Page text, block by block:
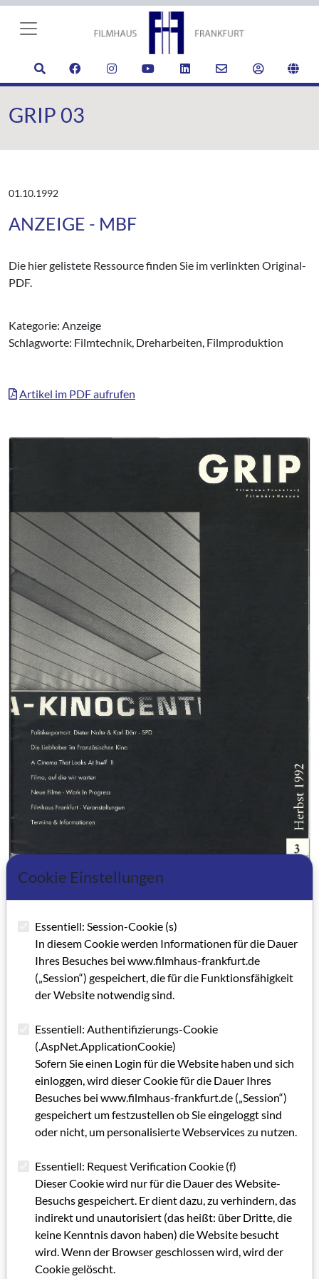
GRIP 03
01.10.1992
ANZEIGE - MBF
Die hier gelistete Ressource finden Sie im verlinkten Original-
PDF.
Kategorie: Anzeige
Schlagworte: Filmtechnik, Dreharbeiten, Filmproduktion
Artikel im PDF aufrufen
GRIP 03
Impressum GRIP 03
Filmhaus Frankfurt e.V. informiert
Die Liebhaber im Französischen Kino - Role-steering und
Trieb-shifting im erotischen Film der Nachkriegszeit
Pressemitteilung - Hessischer Filmpreis 1992
A Cinema That Looks At Itself II
Veranstaltungen Filmhaus Frankfurt e. V. /
7. Frankfurter Filmschau
Zur Hessischen Filmförderung - Drehbuchförderung im
Rahmen der Hessischen Filmförderung
Neue Filme - Work In Progress
Cookie Einstellungen
Essentiell: Session-Cookie (s)
In diesem Cookie werden Informationen für die Dauer
Ihres Besuches bei www.filmhaus-frankfurt.de
(„Session“) gespeichert, die für die Funktionsfähigkeit
der Website notwendig sind.
Essentiell: Authentifizierungs-Cookie
(.AspNet.ApplicationCookie)
Sofern Sie einen Login für die Website haben und sich
einloggen, wird dieser Cookie für die Dauer Ihres
Besuches bei www.filmhaus-frankfurt.de („Session“)
gespeichert um festzustellen ob Sie eingeloggt sind
oder nicht, um personalisierte Webservices zu nutzen.
Essentiell: Request Verification Cookie (f)
Dieser Cookie wird nur für die Dauer des Website-
Besuchs gespeichert. Er dient dazu, zu verhindern, das
indirekt und unautorisiert (das heißt: über Dritte, die
keine Kenntnis davon haben) die Website besucht
wird. Wenn der Browser geschlossen wird, wird der
Cookie gelöscht.